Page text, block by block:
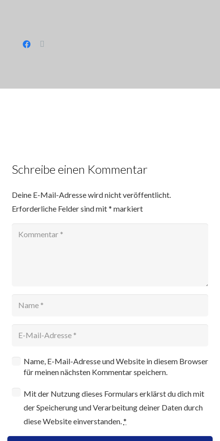
Schreibe einen Kommentar
Deine E-Mail-Adresse wird nicht veröffentlicht.
Erforderliche Felder sind mit* markiert
Name, E-Mail-Adresse und Website in diesem Browser
für meinen nächsten Kommentar speichern.
Mit der Nutzung dieses Formulars erklärst du dich mit
der Speicherung und Verarbeitung deiner Daten durch
diese Website einverstanden.*